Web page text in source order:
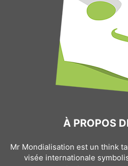
À PROPOS
Mr Mondialisation est un think
visée internationale